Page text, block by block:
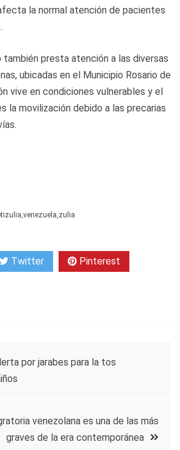
la normal atención de pacientes
presta atención a las diversas
ubicadas en el Municipio Rosario de
vive en condiciones vulnerables y el
la movilización debido a las precarias
,venezuela,zulia
Twitter Pinterest
por jarabes para la tos
venezolana es una de las más
graves de la era contemporánea